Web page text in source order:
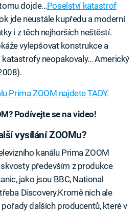
dojde…Poselství katastrof
jde neustále kupředu a moderní
i z těch nejhorších neštěstí.
vylepšovat konstrukce a
katastrofy neopakovaly… Americký
Prima ZOOM najdete TADY.
Podívejte se na video!
vysílání ZOOMu?
kanálu Prima ZOOM
především z produkce
jako jsou BBC, National
Discovery.Kromě nich ale
dalších producentů, které v